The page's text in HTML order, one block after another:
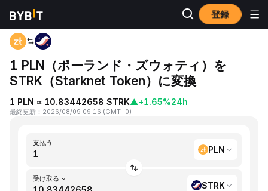
登録
ホーム PLN to STRK
1 PLN（ポーランド・ズウォティ）を
STRK（Starknet Token）に変換
1 PLN ≈ 10.83442658 STRK▲+1.65%24h
最終更新 ： 2026/08/09 09:16 (GMT+0)
支払う
PLN
受け取る ~
STRK